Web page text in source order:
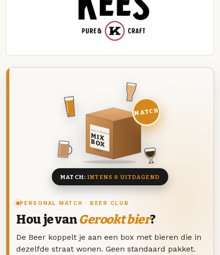
PERSONAL MATCH · BEER CLUB
Hou je vanGerookt bier?
De Beer koppelt je aan een box met bieren die in
dezelfde straat wonen. Geen standaard pakket.
DEZE MAAND
MIX
BOX
8 BIEREN
MATCH
MATCH:INTENS & UITDAGEND